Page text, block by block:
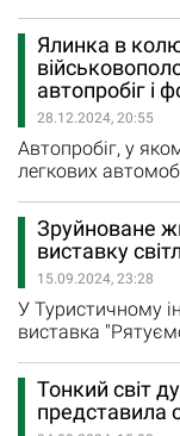
про свій
повернення
це вже треті
військових, які
Військова…
Ялинка в
автопробіг і
28.12.2024, 20:55
Автопробіг, у
легкових
вирізнити в
проспекті по
змісту. Вони
Запоріжжя і
побратимів, які
Зруйноване
виставку
15.09.2024, 23:28
У Туристичному
виставка
Клочко та Дмитра
колекції
Якова
Тонкий світ
представила